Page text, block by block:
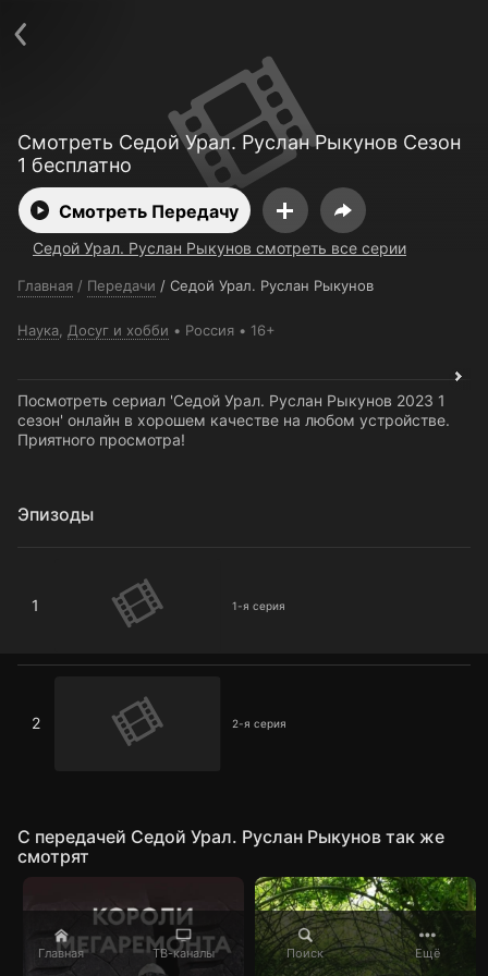
Главная ТВ-каналы Поиск Ещё
Смотреть Седой Урал. Руслан Рыкунов Сезон
1 бесплатно
Смотреть Передачу
Седой Урал. Руслан Рыкунов смотреть все серии
Главная / Передачи / Седой Урал. Руслан Рыкунов
Наука Досуг и хобби Россия 16+
Посмотреть сериал 'Седой Урал. Руслан Рыкунов 2023 1
сезон' онлайн в хорошем качестве на любом устройстве.
Приятного просмотра!
Эпизоды
1 1-я серия
2 2-я серия
C передачей Седой Урал. Руслан Рыкунов так же
смотрят
Пользовательское соглашение
Политика конфиденциальности
Для партнёров
Открыть приложение
Ввести промокод
Установить на ТВ
Бесплатные каналы Контакты